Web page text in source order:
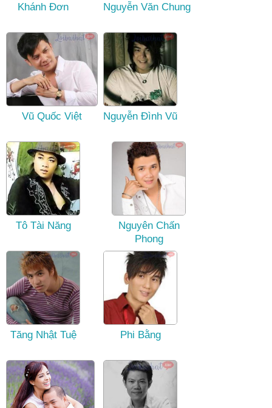
Khánh Đơn Nguyễn Văn Chung
Vũ Quốc Việt Nguyễn Đình Vũ
Tô Tài Năng
Nguyên Chấn
Phong
Tăng Nhật Tuệ Phi Bằng